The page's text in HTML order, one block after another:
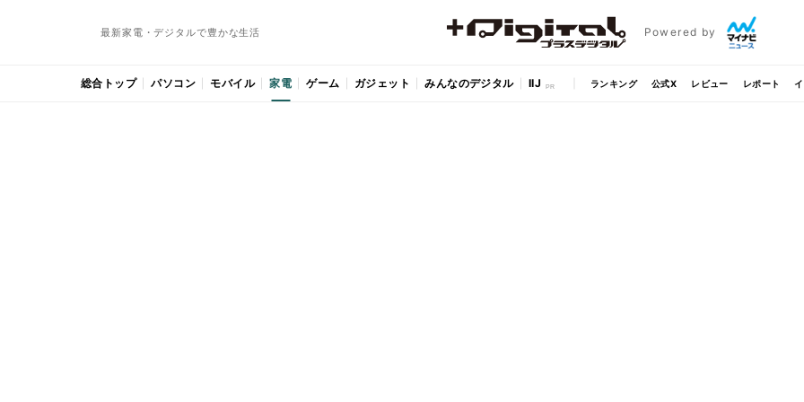
最新家電・デジタルで豊かな生活 Powered by
総合トップ パソコン モバイル 家電 ゲーム ガジェット みんなのデジタル IIJ ランキング 公式X レビュー レポート